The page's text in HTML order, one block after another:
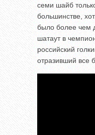
семи шайб
большинстве,
было более чем
шатаут в
российский
отразивший все